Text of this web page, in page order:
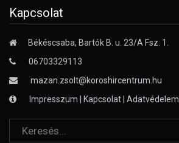
Kapcsolat
Békéscsaba, Bartók B. u. 23/A Fsz. 1.
06703329113
mazan.zsolt@koroshircentrum.hu
Impresszum
Kapcsolat Adatvédelem